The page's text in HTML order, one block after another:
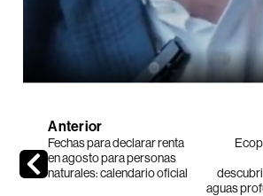
Anterior
Fechas para declarar renta
en agosto para personas
naturales: calendario oficial
aguas